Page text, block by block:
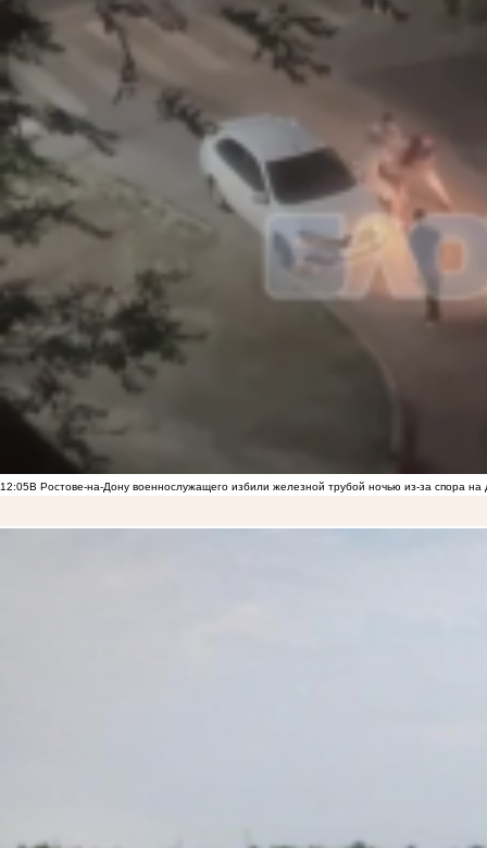
12:05В Ростове-на-Дону военнослужащего избили железной трубой ночью из-за спора на